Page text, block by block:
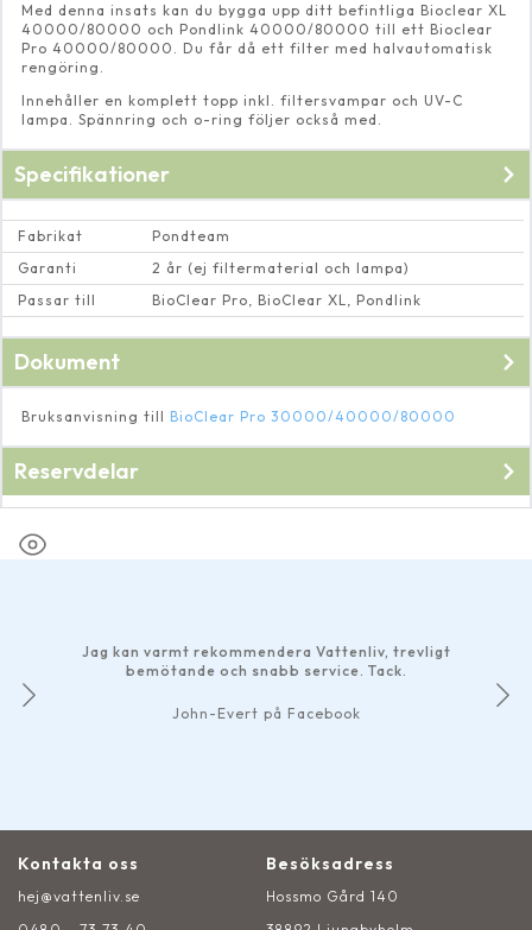
Med denna insats kan du bygga upp ditt befintliga Bioclear XL
40000/80000 och Pondlink 40000/80000 till ett Bioclear
Pro 40000/80000. Du får då ett filter med halvautomatisk
rengöring.
Innehåller en komplett topp inkl. filtersvampar och UV-C
lampa. Spännring och o-ring följer också med.
Specifikationer
Fabrikat
Pondteam
Garanti
2 år (ej filtermaterial och lampa)
Passar till
BioClear Pro, BioClear XL, Pondlink
Dokument
Bruksanvisning till BioClear Pro 30000/40000/80000
Reservdelar
Jag kan varmt rekommendera Vattenliv, trevligt
bemötande och snabb service. Tack.
John-Evert på Facebook
Kontakta oss
hej@vattenliv.se
Besöksadress
Hossmo Gård 140